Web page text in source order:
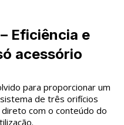
Eficiência e
acessório
para proporcionar um
de três orifícios
com o conteúdo do